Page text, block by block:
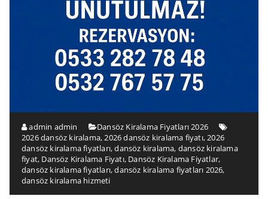
admin admin
Dansöz Kiralama Fiyatları 2026
2026 dansöz kiralama, 2026 dansöz kiralama fiyatı, 2026
dansöz kiralama fiyatları,dansöz kiralama, dansöz kiralama
fiyat, Dansöz Kiralama Fiyatı, Dansöz Kiralama Fiyatlar,
dansöz kiralama fiyatları,dansöz kiralama fiyatları 2026,
dansöz kiralama hizmeti